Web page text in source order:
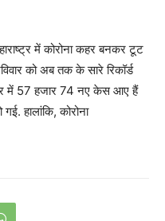
में कोरोना कहर बनकर टूट
को अब तक के सारे रिकॉर्ड
में 57 हजार 74 नए केस आए हैं
हालांकि, कोरोना